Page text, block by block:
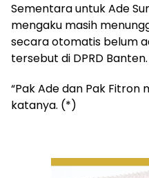
Sementara untuk Ade
mengaku masih
secara otomatis belum
tersebut di DPRD Banten.
“Pak Ade dan Pak Fitron
katanya. (*)